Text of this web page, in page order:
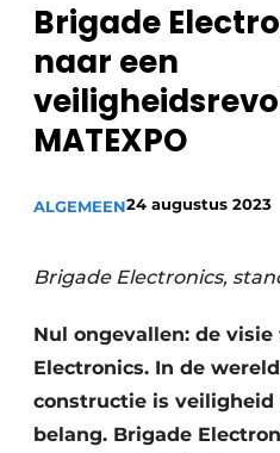
Podcasts
Privacy / Cookie
Vacature aanmelden
Vacatures
Video’s
Brigade
naar een
MATEXPO
ALGEMEEN24 augustus 2023
Brigade Electronics,
Nul ongevallen: de visie
Electronics. In de
constructie is
belang. Brigade